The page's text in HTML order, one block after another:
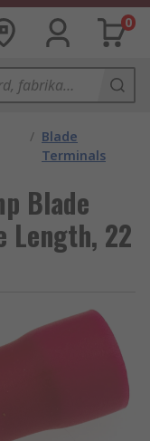
0
/ Blade
Terminals
Blade
Length, 22